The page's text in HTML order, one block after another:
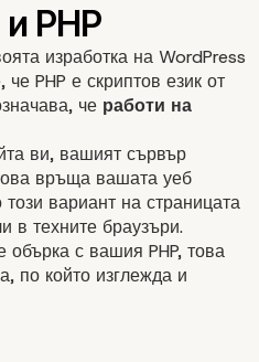
изработка на WordPress
PHP е скриптов език от
че работи на
ви, вашият сървър
връща вашата уеб
вариант на страницата
в техните браузъри.
с вашия PHP, това
по който изглежда и